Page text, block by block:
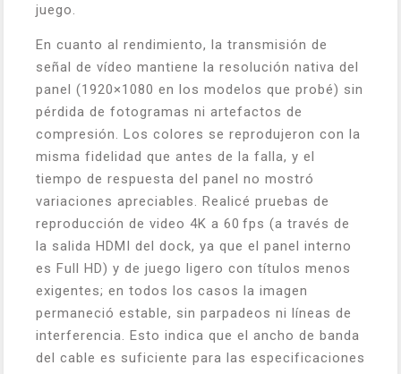
juego.
En cuanto al rendimiento, la transmisión de
señal de vídeo mantiene la resolución nativa del
panel (1920×1080 en los modelos que probé) sin
pérdida de fotogramas ni artefactos de
compresión. Los colores se reprodujeron con la
misma fidelidad que antes de la falla, y el
tiempo de respuesta del panel no mostró
variaciones apreciables. Realicé pruebas de
reproducción de video 4K a 60 fps (a través de
la salida HDMI del dock, ya que el panel interno
es Full HD) y de juego ligero con títulos menos
exigentes; en todos los casos la imagen
permaneció estable, sin parpadeos ni líneas de
interferencia. Esto indica que el ancho de banda
del cable es suficiente para las especificaciones